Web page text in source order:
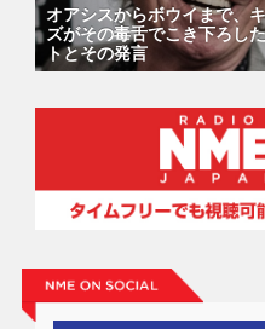
オアシスからボウイまで、
ズがその毒舌でこき下ろし
トとその発言